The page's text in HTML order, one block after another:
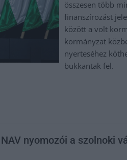
összesen több
finanszírozást
között a volt
kormányzat
nyerteséhez
bukkantak fel.
nyomozói a szolnoki